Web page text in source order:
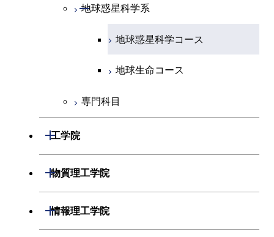
物質・情報卓越コース
化学コース
エネルギーコース
エネルギー・情報コース
物質・情報卓越コース
地球惑星科学系
開閉
地球惑星科学コース
地球生命コース
専門科目
工学院
開閉
機械系
開閉
エネルギーコース
システム制御コース
電気電子系
開閉
物質理工学院
開閉
材料系
開閉
情報理工学院
開閉